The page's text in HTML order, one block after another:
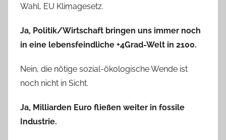
Wahl, EU Klimagesetz.
Ja, Politik/Wirtschaft bringen uns immer noch
in eine lebensfeindliche +4Grad-Welt in 2100.
Nein, die nötige sozial-ökologische Wende ist
noch nicht in Sicht.
Ja, Milliarden Euro fließen weiter in fossile
Industrie.